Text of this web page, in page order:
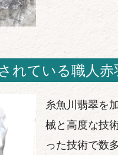
れている職人赤
糸魚川翡翠を
械と高度な技
った技術で数